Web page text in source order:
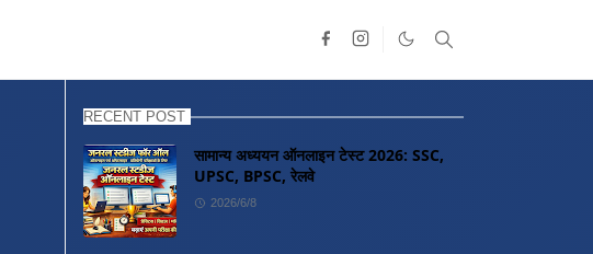
RECENT POST
सामान्य अध्ययन ऑनलाइन टेस्ट 2026: SSC,
UPSC, BPSC, रेलवे
2026/6/8